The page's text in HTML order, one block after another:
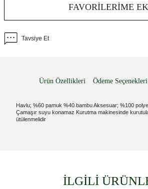
FAVORILERIME
Tavsiye Et
Ürün Özellikleri Ödeme Seçenekleri
Havlu; %60 pamuk %40 bambu Aksesuar; %100
Çamaşır suyu konamaz Kurutma makinesinde
ütülenmelidir
İLGİLİ